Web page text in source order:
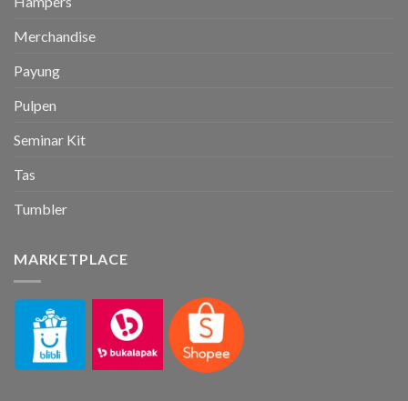
Merchandise
Payung
Pulpen
Seminar Kit
Tas
Tumbler
MARKETPLACE